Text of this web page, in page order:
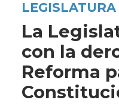
LEGISLATURA
La
con la
Reforma